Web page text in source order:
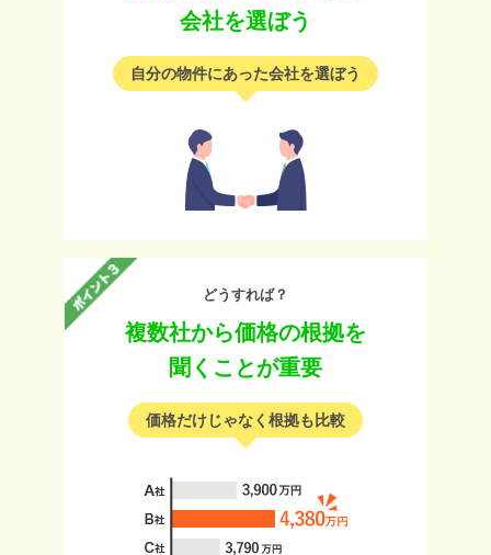
会社を選ぼう
自分の物件にあった会社を選ぼう
どうすれば？
複数社から価格の根拠を
聞くことが重要
価格だけじゃなく根拠も比較